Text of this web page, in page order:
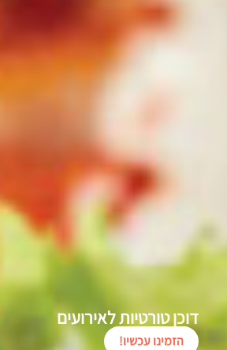
דוכן טורטיות לאירועים
הזמינו עכשיו!